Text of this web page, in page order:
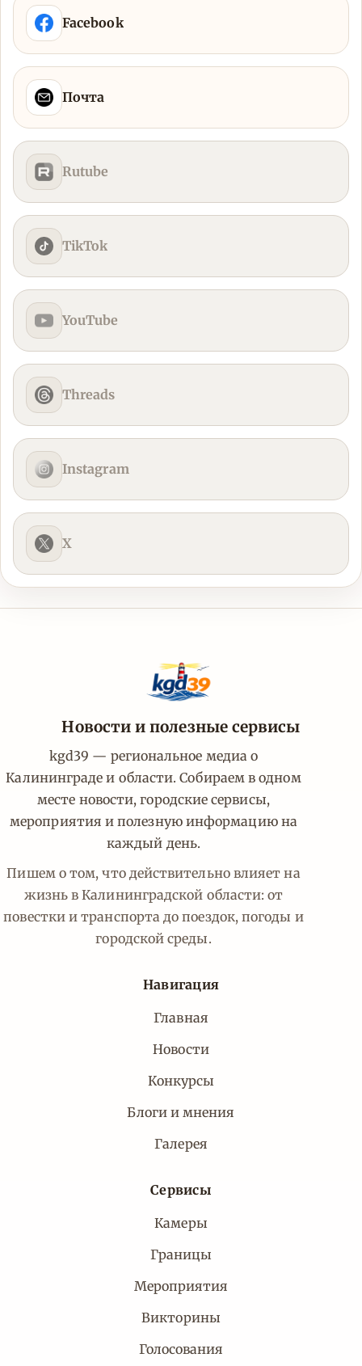
Facebook
Почта
Rutube
TikTok
YouTube
Threads
Instagram
X
Новости и полезные сервисы
kgd39 — региональное медиа о
Калининграде и области. Собираем в одном
месте новости, городские сервисы,
мероприятия и полезную информацию на
каждый день.
Пишем о том, что действительно влияет на
жизнь в Калининградской области: от
повестки и транспорта до поездок, погоды и
городской среды.
Навигация
Главная
Новости
Конкурсы
Блоги и мнения
Галерея
Сервисы
Камеры
Границы
Мероприятия
Викторины
Голосования